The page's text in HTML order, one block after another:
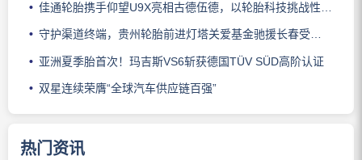
佳通轮胎携手仰望U9X亮相古德伍德，以轮胎科技挑战性能边界
守护渠道终端，贵州轮胎前进灯塔关爱基金驰援长春受灾门店
亚洲夏季胎首次！玛吉斯VS6斩获德国TÜV SÜD高阶认证
双星连续荣膺“全球汽车供应链百强”
热门资讯